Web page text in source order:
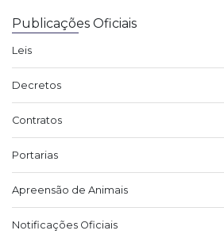
Publicações Oficiais
Leis
Decretos
Contratos
Portarias
Apreensão de Animais
Notificações Oficiais